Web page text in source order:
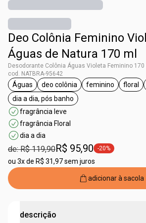
Deo Colônia Feminino
Águas de Natura 170 ml
Desodorante Colônia Águas Violeta Feminino 170
cod. NATBRA-95642
etiqueta Águas
Águas
etiqueta deo colônia
deo colônia
etiqueta
feminino floral
etiqueta dia a dia, pós banho
dia a dia, pós banho
fragrância leve
fragrância Floral
dia a dia
de: R$ 119,90R$ 95,90 etiqueta -20%
-20%
ou 3x de R$ 31,97 sem juros
adicionar à sacola
descrição